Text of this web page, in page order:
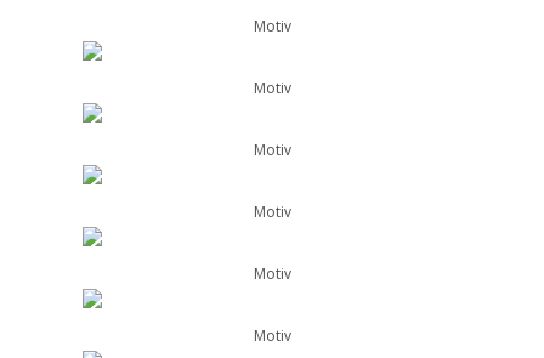
Motiv
Motiv
Motiv
Motiv
Motiv
Motiv